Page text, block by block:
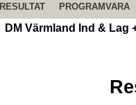
RESULTAT PROGRAMVARA
DM Värmland Ind &